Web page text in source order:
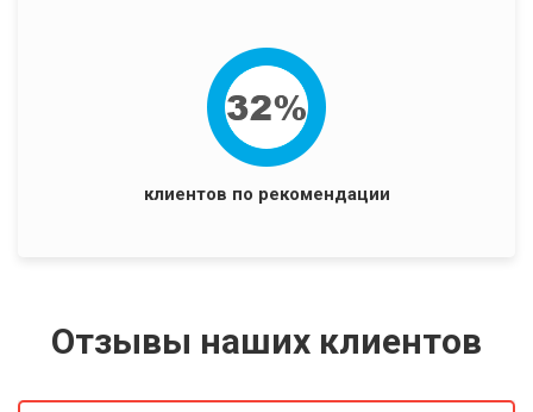
клиентов по рекомендации
Отзывы наших клиентов